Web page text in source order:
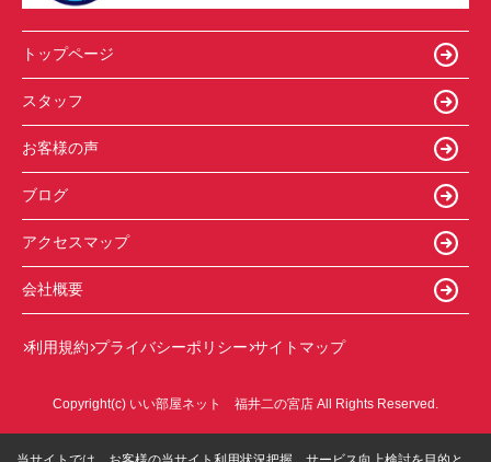
トップページ
スタッフ
お客様の声
ブログ
アクセスマップ
会社概要
利用規約 プライバシーポリシー サイトマップ
Copyright(c) いい部屋ネット 福井二の宮店 All Rights Reserved.